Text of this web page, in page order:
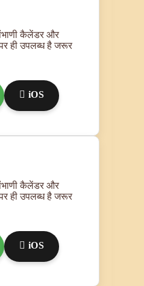
कैलेंडर और
ही उपलब्ध है जरूर
 iOS
कैलेंडर और
ही उपलब्ध है जरूर
 iOS